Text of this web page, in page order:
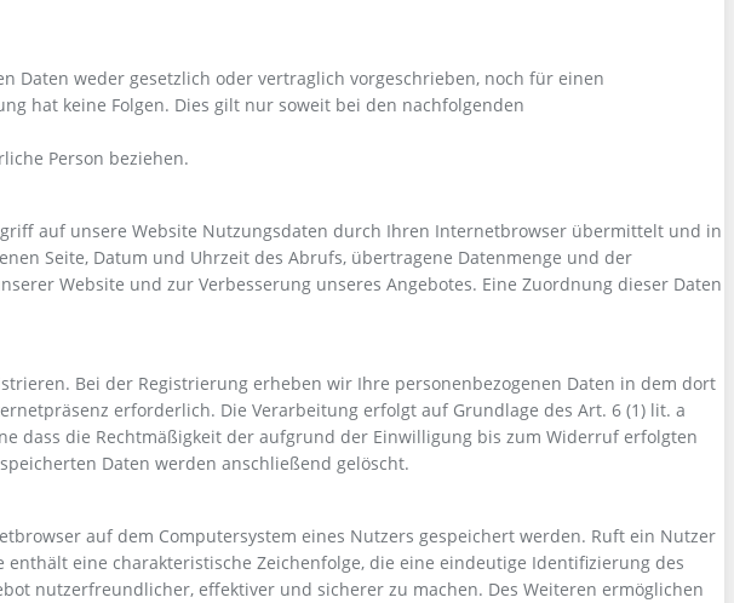
Daten weder gesetzlich oder vertraglich vorgeschrieben, noch für einen
hat keine Folgen. Dies gilt nur soweit bei den nachfolgenden
Person beziehen.
auf unsere Website Nutzungsdaten durch Ihren Internetbrowser übermittelt und in
Seite, Datum und Uhrzeit des Abrufs, übertragene Datenmenge und der
Website und zur Verbesserung unseres Angebotes. Eine Zuordnung dieser Daten
Bei der Registrierung erheben wir Ihre personenbezogenen Daten in dem dort
erforderlich. Die Verarbeitung erfolgt auf Grundlage des Art. 6 (1) lit. a
dass die Rechtmäßigkeit der aufgrund der Einwilligung bis zum Widerruf erfolgten
Daten werden anschließend gelöscht.
auf dem Computersystem eines Nutzers gespeichert werden. Ruft ein Nutzer
eine charakteristische Zeichenfolge, die eine eindeutige Identifizierung des
nutzerfreundlicher, effektiver und sicherer zu machen. Des Weiteren ermöglichen